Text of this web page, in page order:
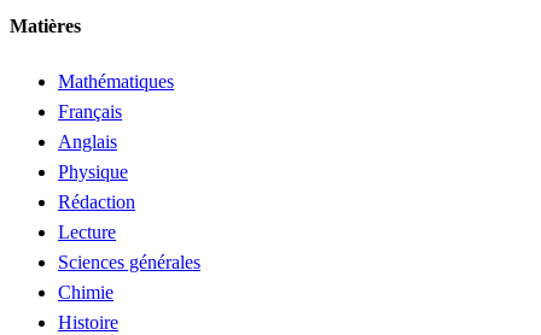
Matières
Mathématiques
Français
Anglais
Physique
Rédaction
Lecture
Sciences générales
Chimie
Histoire